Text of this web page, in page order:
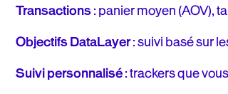
Transactions: panier moyen (AOV),
Objectifs DataLayer: suivi basé sur
Suivi personnalisé: trackers que